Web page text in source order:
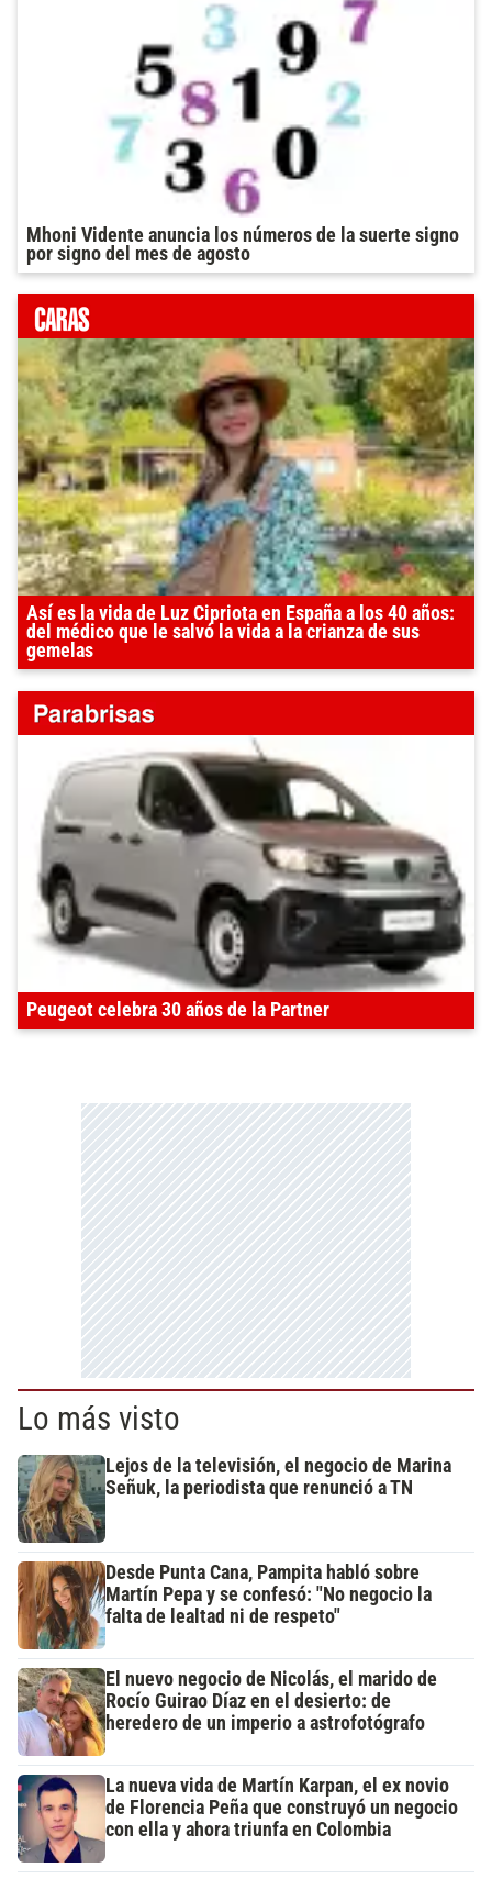
Mhoni Vidente anuncia los números de la suerte signo
por signo del mes de agosto
Así es la vida de Luz Cipriota en España a los 40 años:
del médico que le salvó la vida a la crianza de sus
gemelas
Peugeot celebra 30 años de la Partner
Lo más visto
Lejos de la televisión, el negocio de Marina
Señuk, la periodista que renunció a TN
Desde Punta Cana, Pampita habló sobre
Martín Pepa y se confesó: "No negocio la
falta de lealtad ni de respeto"
El nuevo negocio de Nicolás, el marido de
Rocío Guirao Díaz en el desierto: de
heredero de un imperio a astrofotógrafo
La nueva vida de Martín Karpan, el ex novio
de Florencia Peña que construyó un negocio
con ella y ahora triunfa en Colombia